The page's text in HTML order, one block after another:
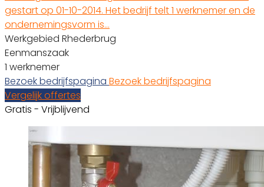
gestart op 01-10-2014. Het bedrijf telt 1 werknemer en de
ondernemingsvorm is…
Werkgebied Rhederbrug
Eenmanszaak
1 werknemer
Bezoek bedrijfspagina Bezoek bedrijfspagina
Vergelijk offertes
Gratis - Vrijblijvend